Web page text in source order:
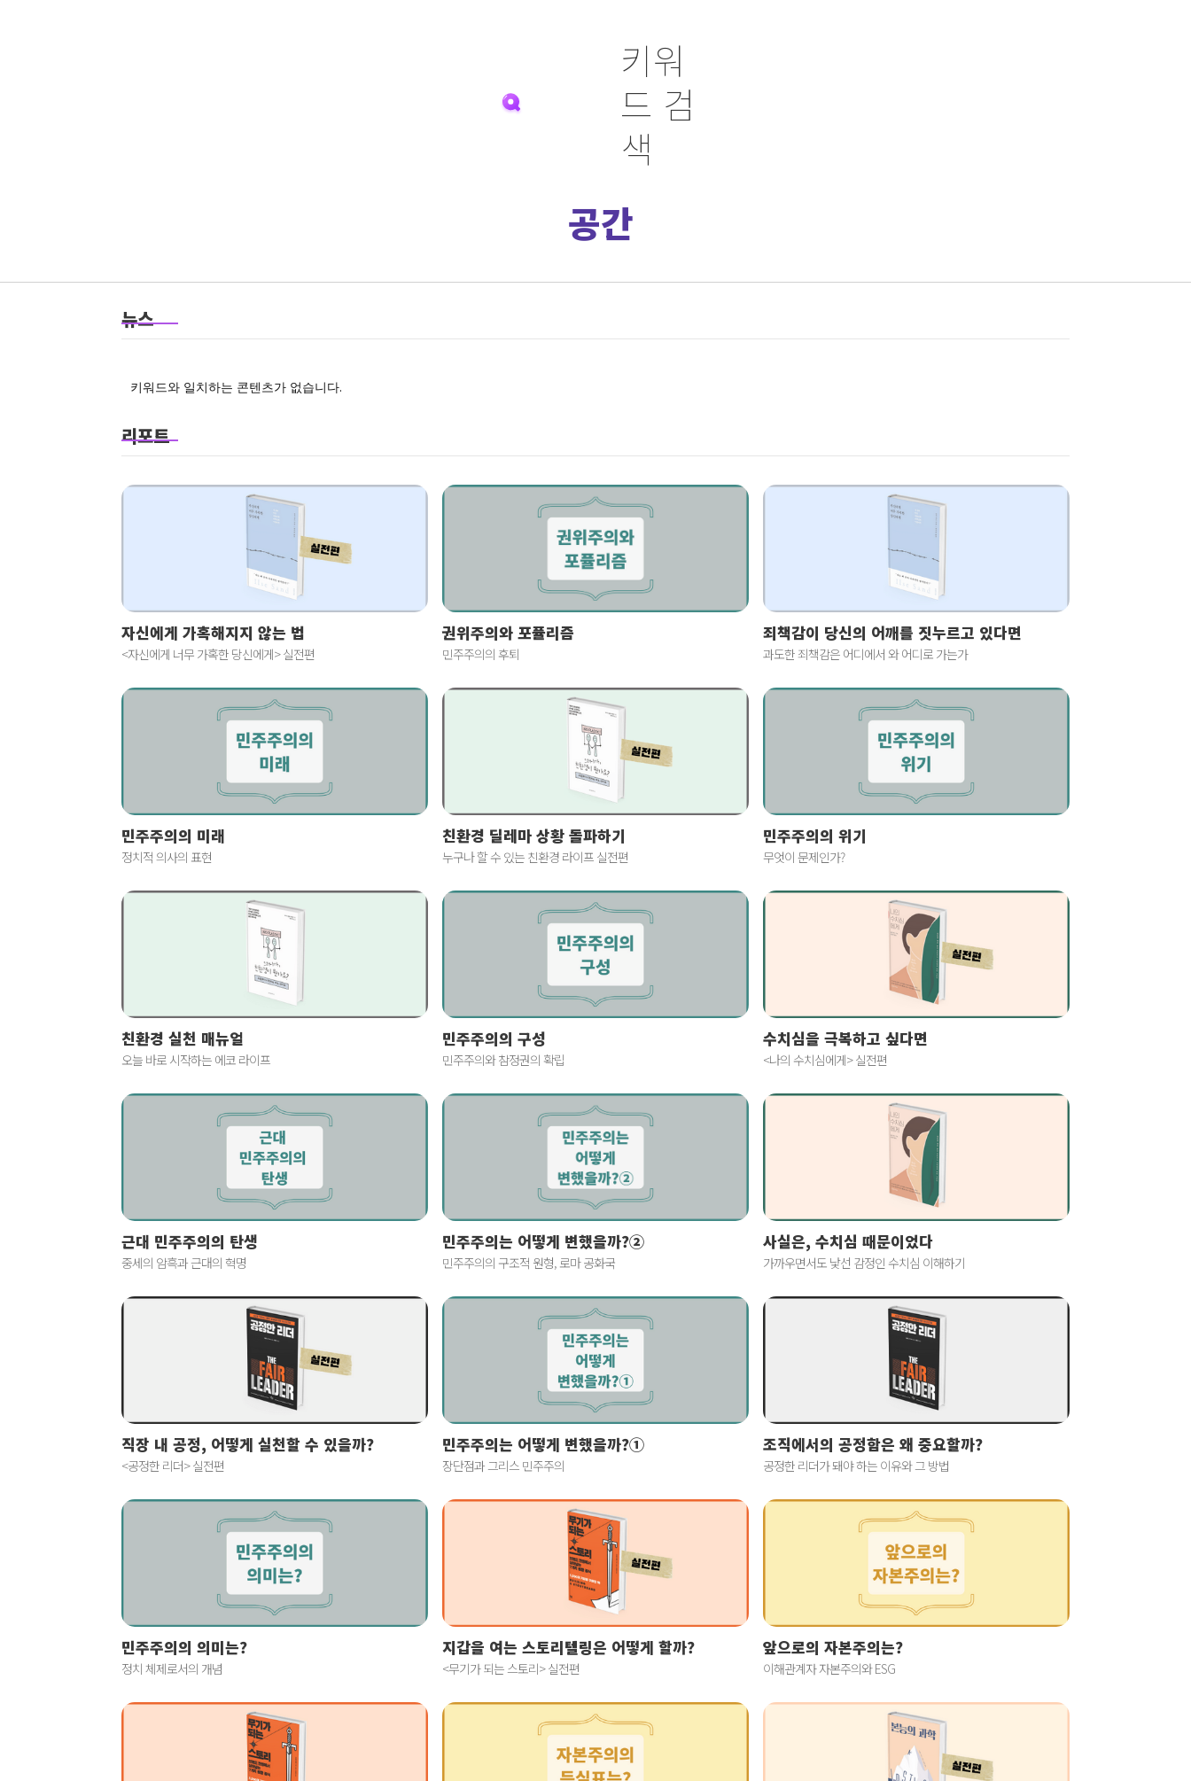
키워
드 검
색
공간
뉴스
키워드와 일치하는 콘텐츠가 없습니다.
리포트
자신에게 가혹해지지 않는 법
<자신에게 너무 가혹한 당신에게> 실전편
권위주의와 포퓰리즘
민주주의의 후퇴
죄책감이 당신의 어깨를 짓누르고 있다면
과도한 죄책감은 어디에서 와 어디로 가는가
민주주의의 미래
정치적 의사의 표현
친환경 딜레마 상황 돌파하기
누구나 할 수 있는 친환경 라이프 실전편
민주주의의 위기
무엇이 문제인가?
친환경 실천 매뉴얼
오늘 바로 시작하는 에코 라이프
민주주의의 구성
민주주의와 참정권의 확립
수치심을 극복하고 싶다면
<나의 수치심에게> 실전편
근대 민주주의의 탄생
중세의 암흑과 근대의 혁명
민주주의는 어떻게 변했을까?②
민주주의의 구조적 원형, 로마 공화국
사실은, 수치심 때문이었다
가까우면서도 낯선 감정인 수치심 이해하기
직장 내 공정, 어떻게 실천할 수 있을까?
<공정한 리더> 실전편
민주주의는 어떻게 변했을까?①
장단점과 그리스 민주주의
조직에서의 공정함은 왜 중요할까?
공정한 리더가 돼야 하는 이유와 그 방법
민주주의의 의미는?
정치 체제로서의 개념
지갑을 여는 스토리텔링은 어떻게 할까?
<무기가 되는 스토리> 실전편
앞으로의 자본주의는?
이해관계자 자본주의와 ESG